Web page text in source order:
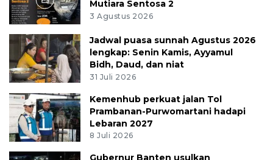
Mutiara Sentosa 2
3 Agustus 2026
Jadwal puasa sunnah Agustus 2026
lengkap: Senin Kamis, Ayyamul
Bidh, Daud, dan niat
31 Juli 2026
Kemenhub perkuat jalan Tol
Prambanan-Purwomartani hadapi
Lebaran 2027
8 Juli 2026
Gubernur Banten usulkan